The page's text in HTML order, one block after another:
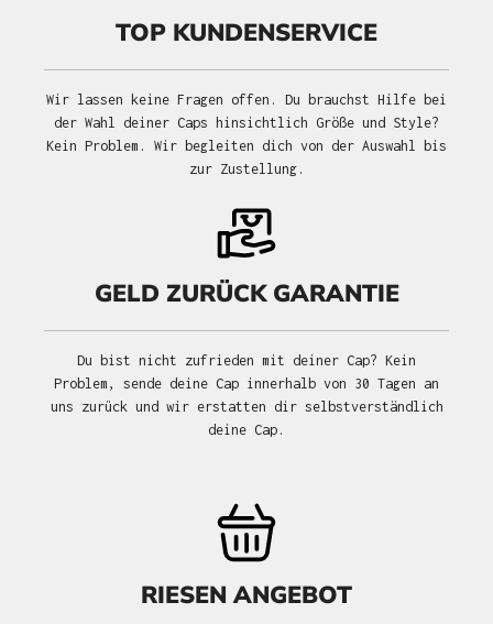
TOP KUNDENSERVICE
Wir lassen keine Fragen offen. Du brauchst Hilfe bei
der Wahl deiner Caps hinsichtlich Größe und Style?
Kein Problem. Wir begleiten dich von der Auswahl bis
zur Zustellung.
GELD ZURÜCK GARANTIE
Du bist nicht zufrieden mit deiner Cap? Kein
Problem, sende deine Cap innerhalb von 30 Tagen an
uns zurück und wir erstatten dir selbstverständlich
deine Cap.
RIESEN ANGEBOT